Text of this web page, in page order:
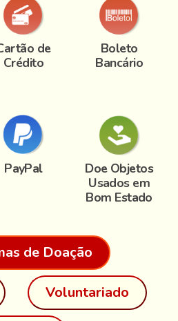
de
Crédito
Boleto
Bancário
PayPal
Doe Objetos
Usados em
Bom Estado
de Doação
Voluntariado